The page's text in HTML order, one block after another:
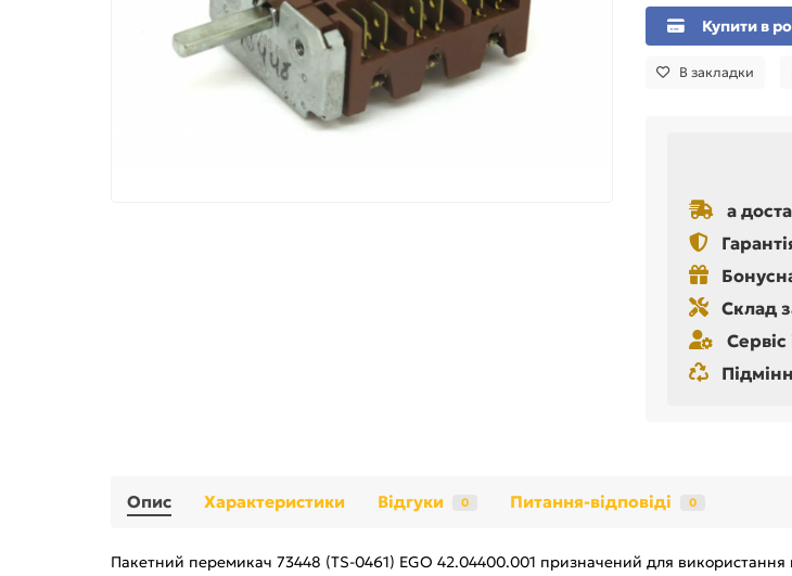
Купити в
В закладки
а
Склад
Опис Характеристики Відгуки 0 Питання-відповіді 0
Пакетний перемикач 73448 (TS-0461) EGO 42.04400.001 призначений для використання